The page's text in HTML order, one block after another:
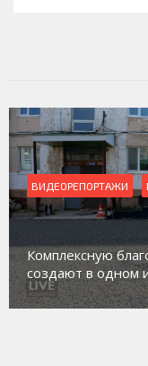
Магадан
работе с